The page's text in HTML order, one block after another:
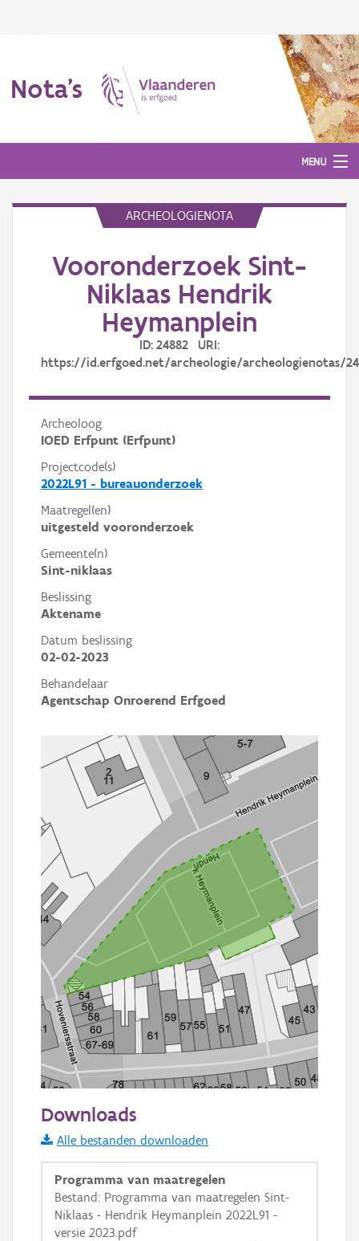
Nota's
MENU
Aanmelden
ARCHEOLOGIENOTA
Vooronderzoek Sint-
Niklaas Hendrik
Heymanplein
ID: 24882 URI:
https://id.erfgoed.net/archeologie/archeologienotas/
Archeoloog
IOED Erfpunt (Erfpunt)
Projectcode(s)
2022L91 - bureauonderzoek
Maatregel(en)
uitgesteld vooronderzoek
Gemeente(n)
Sint-niklaas
Beslissing
Aktename
Datum beslissing
02-02-2023
Behandelaar
Agentschap Onroerend Erfgoed
Informatie Vlaanderen
i
+ −
Downloads
Alle bestanden downloaden
Programma van maatregelen
Bestand: Programma van maatregelen Sint-
Niklaas - Hendrik Heymanplein 2022L91 -
versie 2023.pdf